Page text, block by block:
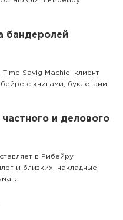
бандеролей
Savig Machie, клиент
с книгами, буклетами,
и делового
в Рибейру
и близких, накладные,